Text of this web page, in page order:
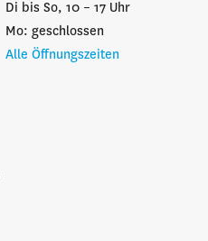
Di bis So, 10 – 17 Uhr
Mo: geschlossen
Alle Öffnungszeiten